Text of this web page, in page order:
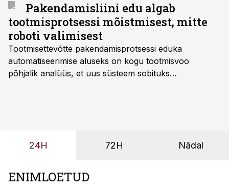
Pakendamisliini edu algab
tootmisprotsessi mõistmisest, mitte
roboti valimisest
Tootmisettevõtte pakendamisprotsessi eduka
automatiseerimise aluseks on kogu tootmisvoo
põhjalik analüüs, et uus süsteem sobituks
OÜ tegevjuht Sander Mitendorf.
24H 72H Nädal
ENIMLOETUD